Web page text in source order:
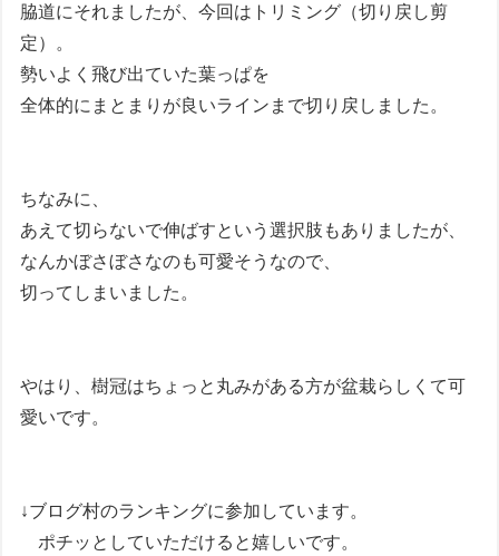
脇道にそれましたが、今回はトリミング（切り戻し剪
定）。
勢いよく飛び出ていた葉っぱを
全体的にまとまりが良いラインまで切り戻しました。
ちなみに、
あえて切らないで伸ばすという選択肢もありましたが、
なんかぼさぼさなのも可愛そうなので、
切ってしまいました。
やはり、樹冠はちょっと丸みがある方が盆栽らしくて可
愛いです。
↓ブログ村のランキングに参加しています。
ポチッとしていただけると嬉しいです。